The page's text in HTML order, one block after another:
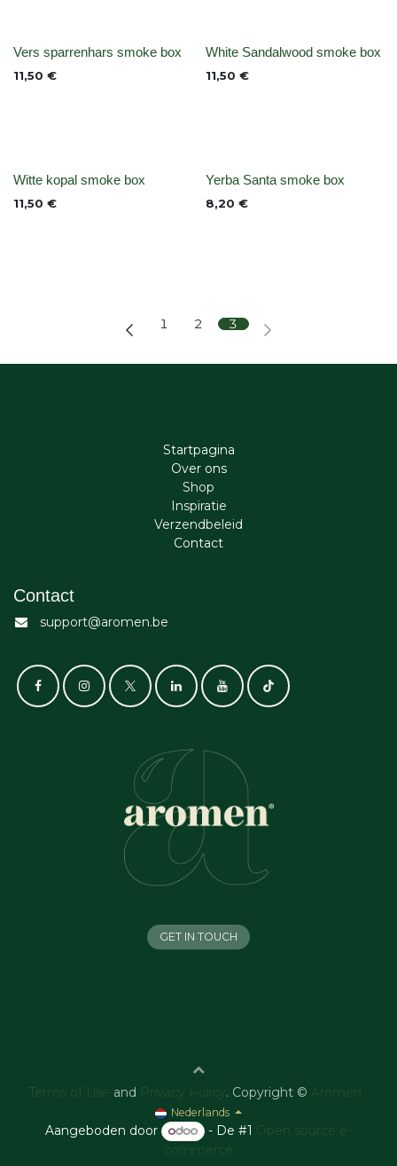
None
Vers sparrenhars smoke box
11,50 € None
White Sandalwood smoke box
11,50 €
Niet op voorraad
Witte kopal smoke box
11,50 € None
Yerba Santa smoke box
8,20 €
1 2 3
Startpagina
Ove​r​ ons
Shop
Inspiratie
Verzendbeleid
Cont​act
Contact
support@aromen.be
GET IN TOUCH
Terms of Use and Privacy Policy . Copyright © Aromen
Nederlands
Aangeboden door - De #1 Open source e-
commerce